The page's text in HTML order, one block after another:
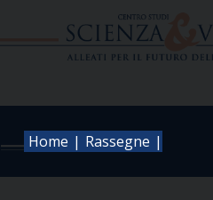
Home | Rassegne |